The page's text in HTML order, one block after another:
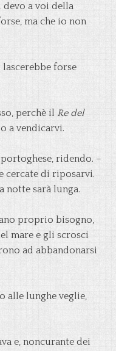
devo a voi della
ma che io non
forse
perchè il Re del
a vendicarvi.
ridendo. –
cercate di riposarvi.
notte sarà lunga.
proprio bisogno,
mare e gli scrosci
ad abbandonarsi
alle lunghe veglie,
e, noncurante dei